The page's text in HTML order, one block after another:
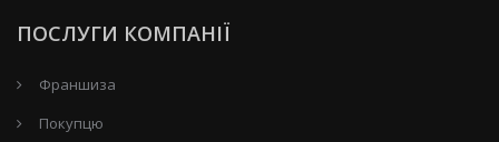
ПОСЛУГИ КОМПАНІЇ
Франшиза
Покупцю